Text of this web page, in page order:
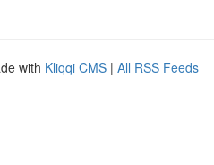
with Kliqqi CMS | All RSS Feeds